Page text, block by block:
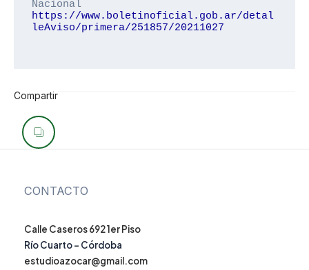
https://www.boletinoficial.gob.ar/detal
leAviso/primera/251857/20211027
Compartir
CONTACTO
Calle Caseros 692 1er Piso
Río Cuarto – Córdoba
estudioazocar@gmail.com